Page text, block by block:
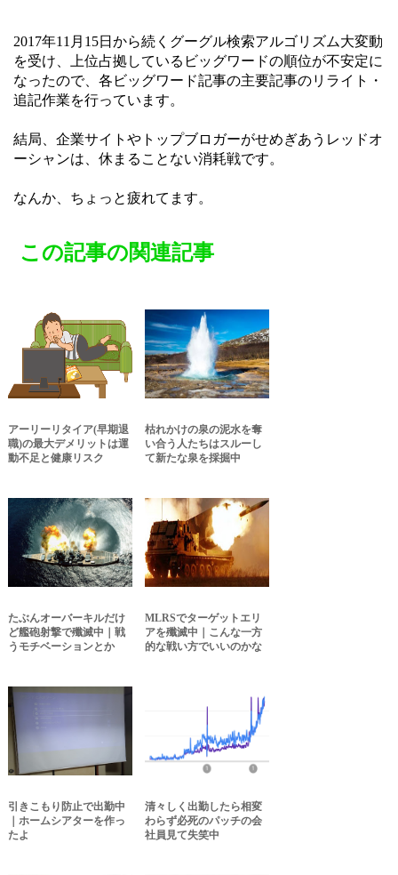
2017年11月15日から続くグーグル検索アルゴリズム大変動
を受け、上位占拠しているビッグワードの順位が不安定に
なったので、各ビッグワード記事の主要記事のリライト・
追記作業を行っています。
結局、企業サイトやトップブロガーがせめぎあうレッドオ
ーシャンは、休まることない消耗戦です。
なんか、ちょっと疲れてます。
この記事の関連記事
アーリーリタイア(早期退
職)の最大デメリットは運
動不足と健康リスク
枯れかけの泉の泥水を奪
い合う人たちはスルーし
て新たな泉を採掘中
たぶんオーバーキルだけ
ど艦砲射撃で殲滅中｜戦
うモチベーションとか
MLRSでターゲットエリ
アを殲滅中｜こんな一方
的な戦い方でいいのかな
引きこもり防止で出勤中
｜ホームシアターを作っ
たよ
清々しく出勤したら相変
わらず必死のパッチの会
社員見て失笑中